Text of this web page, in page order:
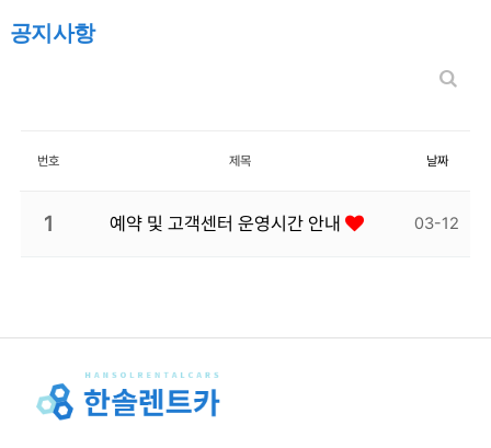
공지사항
번호 제목 날짜
1 예약 및 고객센터 운영시간 안내 03-12